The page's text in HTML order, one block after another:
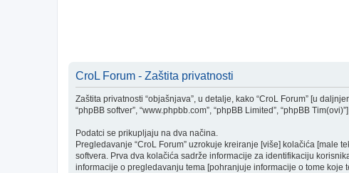
CroL Forum - Zaštita privatnosti
Zaštita privatnosti “objašnjava”, u detalje, kako “CroL Forum” [u
“phpBB softver”, “www.phpbb.com”, “phpBB Limited”, “phpBB
Podatci se prikupljaju na dva načina.
Pregledavanje “CroL Forum” uzrokuje kreiranje [više] kolačića
softvera. Prva dva kolačića sadrže informacije za identifikaciju
informacije o pregledavanju tema [pohranjuje informacije o tome koje